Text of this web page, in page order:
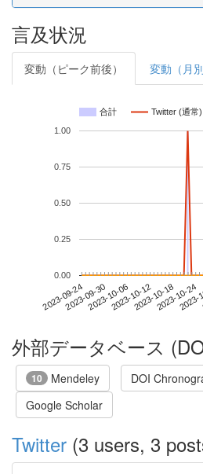
言及状況
変動（ピーク前後） 変動（月別
合計 Twitter (通常)
2023-09-242023-09-302023-10-062023-10-122023-10-182023-10-24
0.00
0.25
0.50
0.75
1.00
外部データベース
10 Mendeley
DOI
Google Scholar
Twitter (3 users, 3